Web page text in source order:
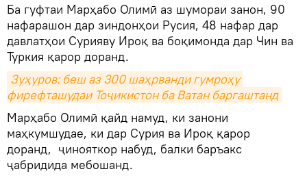
Ба гуфтаи Марҳабо Олимӣ аз шумораи занон, 90
нафарашон дар зиндонҳои Русия, 48 нафар дар
давлатҳои Сурияву Ироқ ва боқимонда дар Чин ва
Туркия қарор доранд.
Зуҳуров: беш аз 300 шаҳрванди гумроҳу
фирефташудаи Тоҷикистон ба Ватан баргаштанд
Марҳабо Олимӣ қайд намуд, ки занони
маҳкумшудае, ки дар Сурия ва Ироқ қарор
доранд, ҷинояткор набуд, балки баръакс
ҷабридида мебошанд.